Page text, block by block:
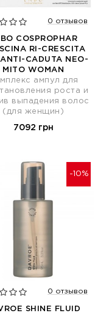
0 отзывов
COSPROPHAR
RI-CRESCITA
CADUTA NEO-
MITO WOMAN
ампул для
роста и
выпадения волос
(для женщин)
7092 грн
-10%
0 отзывов
SHINE FLUID